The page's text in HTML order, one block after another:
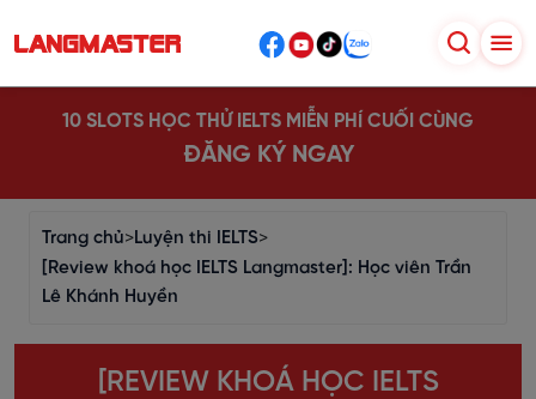
10 SLOTS HỌC THỬ IELTS MIỄN PHÍ CUỐI CÙNG
ĐĂNG KÝ NGAY
Trang chủ>Luyện thi IELTS>
[Review khoá học IELTS Langmaster]: Học viên Trần
Lê Khánh Huyền
[REVIEW KHOÁ HỌC IELTS